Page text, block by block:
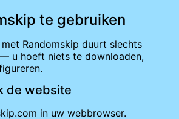
te gebruiken
Randomskip duurt slechts
u hoeft niets te downloaden,
de website
in uw webbrowser.